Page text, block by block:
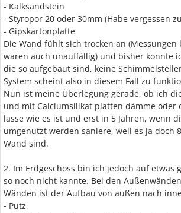
- Kalksandstein
- Styropor 20 oder 30mm (Habe vergessen
- Gipskartonplatte
Die Wand fühlt sich trocken an
waren auch unauffällig) und bisher konnte
die so aufgebaut sind, keine
System scheint also in diesem Fall zu
Nun ist meine Überlegung gerade, ob ich
und mit Calciumsilikat platten dämme oder
lasse wie es ist und erst in 5 Jahren, wenn
umgenutzt werden saniere, weil es ja doch
Wand sind.
2. Im Erdgeschoss bin ich jedoch auf etwas
so noch nicht kannte. Bei den
Wänden ist der Aufbau von außen nach
- Putz